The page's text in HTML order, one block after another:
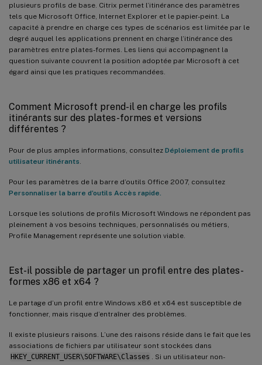
plusieurs profils de base. Citrix permet l’itinérance des paramètres
tels que Microsoft Office, Internet Explorer et le papier-peint. La
capacité à prendre en charge ces types de scénarios est limitée par le
degré auquel les applications prennent en charge l’itinérance des
paramètres entre plates-formes. Les liens qui accompagnent la
question suivante couvrent la position adoptée par Microsoft à cet
égard ainsi que les pratiques recommandées.
Comment Microsoft prend-il en charge les profils
itinérants sur des plates-formes et versions
différentes ?
Pour de plus amples informations, consultez Déploiement de profils
utilisateur itinérants
Pour les paramètres de la barre d’outils Office 2007, consultez
Personnaliser la barre d’outils Accès rapide.
Lorsque les solutions de profils Microsoft Windows ne répondent pas
pleinement à vos besoins techniques, personnalisés ou métiers,
Profile Management représente une solution viable.
Est-il possible de partager un profil entre des plates-
formes x86 et x64 ?
Le partage d’un profil entre Windows x86 et x64 est susceptible de
fonctionner, mais risque d’entraîner des problèmes.
Il existe plusieurs raisons. L’une des raisons réside dans le fait que les
associations de fichiers par utilisateur sont stockées dans
HKEY_CURRENT_USER\SOFTWARE\Classes
. Si un utilisateur non-